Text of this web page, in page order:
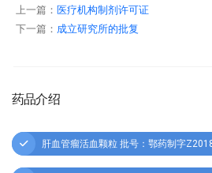
上一篇： 医疗机构制剂许可证
下一篇： 成立研究所的批复
药品介绍
肝血管瘤活血颗粒 批号：鄂药制字